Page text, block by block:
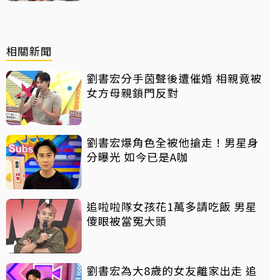
相關新聞
劉書宏分手茵聲後遭催婚 相親竟被
女方母親鎖門反對
劉書宏爆角色全被他搶走！男星身
分曝光 如今已是A咖
追啦啦隊女孩花1萬多請吃飯 男星
傻眼被當冤大頭
劉書宏為大8歲的女友離家出走 追